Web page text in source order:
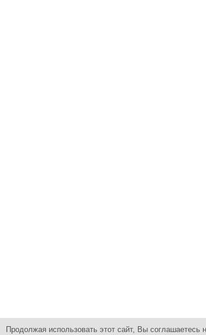
Продолжая использовать этот сайт, Вы